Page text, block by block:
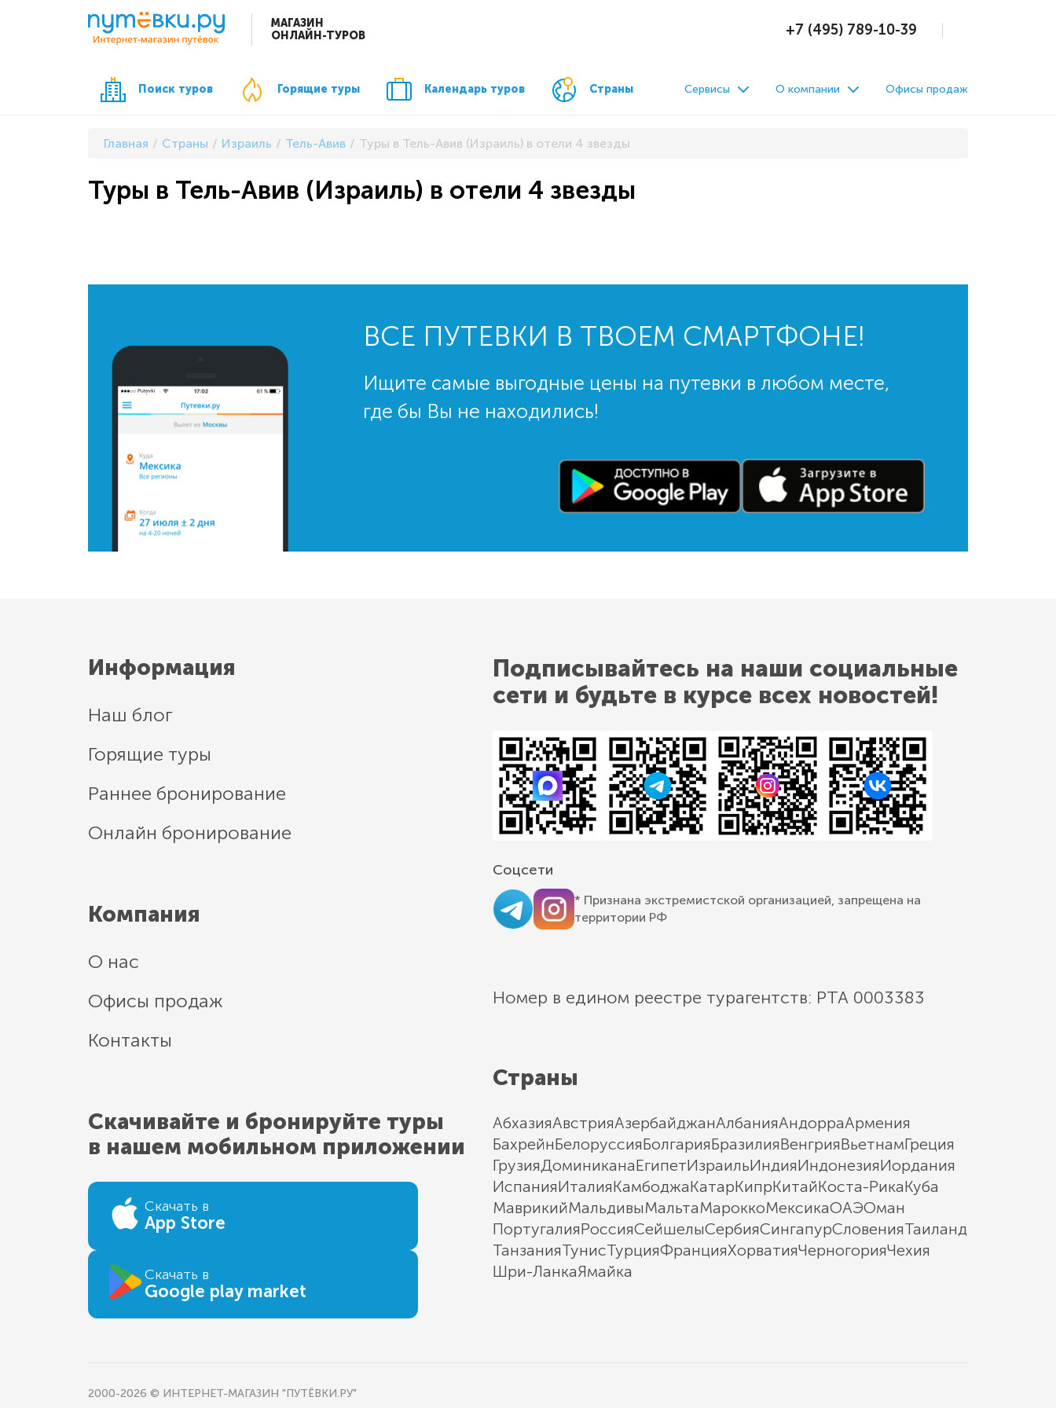
МАГАЗИН
ОНЛАЙН-ТУРОВ
+7 (495) 789-10-39
Поиск туров Горящие туры Календарь туров Страны Сервисы О компании Офисы продаж
Главная Страны Израиль Тель-Авив Туры в Тель-Авив (Израиль) в отели 4 звезды
Туры в Тель-Авив (Израиль) в отели 4 звезды
ВСЕ ПУТЕВКИ В ТВОЕМ СМАРТФОНЕ!
Ищите самые выгодные цены на путевки в любом месте,
где бы Вы не находились!
Информация
Наш блог
Горящие туры
Раннее бронирование
Онлайн бронирование
Компания
О нас
Офисы продаж
Контакты
Скачивайте и бронируйте туры
в нашем мобильном приложении
Скачать в
App Store
Скачать в
Google play market
Подписывайтесь на наши социальные
сети и будьте в курсе всех новостей!
Соцсети
* Признана экстремистской организацией, запрещена на
территории РФ
Номер в едином реестре турагентств: РТА 0003383
Страны
АбхазияАвстрияАзербайджанАлбанияАндорраАрмения
БахрейнБелоруссияБолгарияБразилияВенгрияВьетнамГреция
ГрузияДоминиканаЕгипетИзраильИндияИндонезияИордания
ИспанияИталияКамбоджаКатарКипрКитайКоста-РикаКуба
МаврикийМальдивыМальтаМароккоМексикаОАЭОман
ПортугалияРоссияСейшелыСербияСингапурСловенияТаиланд
ТанзанияТунисТурцияФранцияХорватияЧерногорияЧехия
Шри-ЛанкаЯмайка
2000-2026 © ИНТЕРНЕТ-МАГАЗИН "ПУТЁВКИ.РУ"